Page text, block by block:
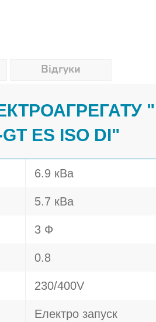
Відгуки
ES ISO DI"
6.9 кВа
5.7 кВа
3 Ф
0.8
230/400V
Електро запуск